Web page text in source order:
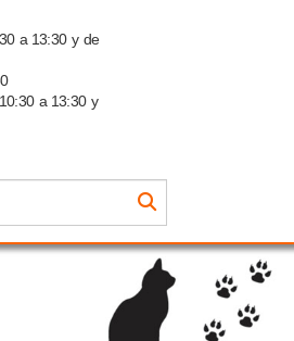
a 13:30 y de
a 13:30 y